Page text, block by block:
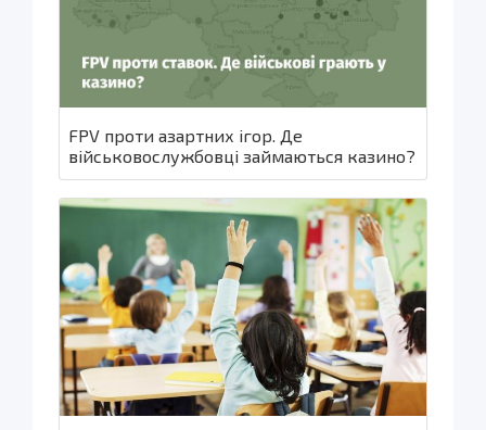
FPV проти азартних ігор. Де
військовослужбовці займаються казино?